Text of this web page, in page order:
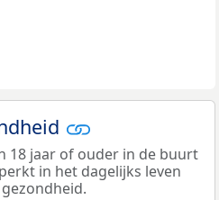
18 jaar of ouder in de buurt
in het dagelijks leven